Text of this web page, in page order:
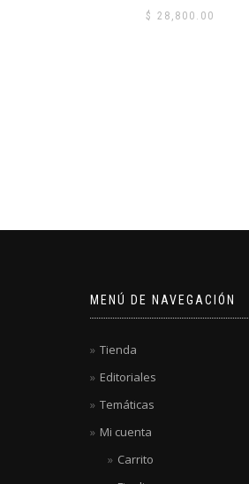
$ 28,800.00
MENÚ DE NAVEGACIÓN
Tienda
Editoriales
Temáticas
Mi cuenta
Carrito